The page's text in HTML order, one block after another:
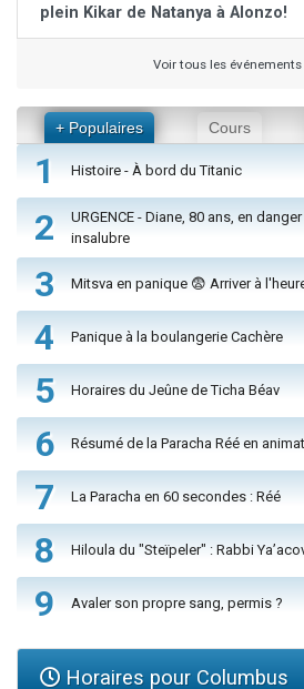
plein Kikar de Natanya à Alonzo!
Voir tous les
+ Populaires Cours
1 Histoire - À bord du Titanic
2
URGENCE - Diane, 80 ans, en
insalubre
3 Mitsva en panique 😨 Arriver à
4 Panique à la boulangerie Cachère
5 Horaires du Jeûne de Ticha Béav
6 Résumé de la Paracha Réé en
7 La Paracha en 60 secondes : Réé
8 Hiloula du "Steïpeler" : Rabbi
9 Avaler son propre sang, permis ?
Horaires pour Columbus